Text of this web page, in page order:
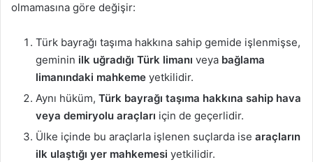
olmamasına göre değişir:
Türk bayrağı taşıma hakkına sahip gemide işlenmişse,
geminin ilk uğradığı Türk limanı veya bağlama
limanındaki mahkeme yetkilidir.
Aynı hüküm, Türk bayrağı taşıma hakkına sahip hava
veya demiryolu araçları için de geçerlidir.
Ülke içinde bu araçlarla işlenen suçlarda ise araçların
ilk ulaştığı yer mahkemesi yetkilidir.